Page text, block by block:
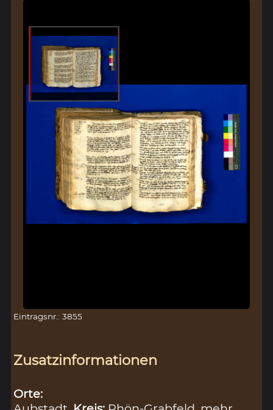
Eintragsnr.: 3855
Zusatzinformationen
Orte: